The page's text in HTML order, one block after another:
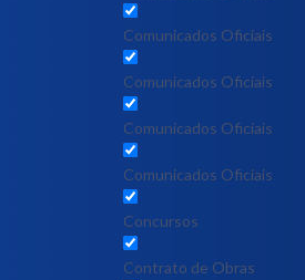
Comunicados Oficiais
Comunicados Oficiais
Comunicados Oficiais
Comunicados Oficiais
Concursos
Contrato de Obras